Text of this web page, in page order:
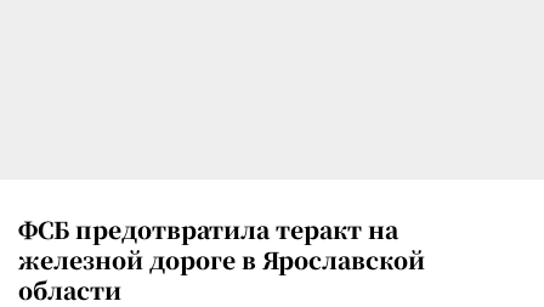
ФСБ предотвратила теракт на
железной дороге в Ярославской
области